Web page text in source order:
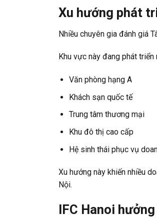
Xu hướng phát
Nhiều chuyên gia đánh giá
Khu vực này đang phát triển
Văn phòng hạng A
Khách sạn quốc tế
Trung tâm thương mại
Khu đô thị cao cấp
Hệ sinh thái phục vụ
Xu hướng này khiến nhiều
Nội.
IFC Hanoi